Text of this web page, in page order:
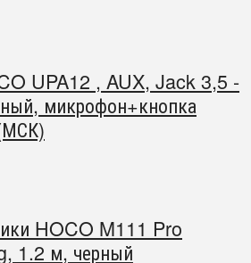
UPA12 , AUX, Jack 3,5 -
микрофон+кнопка
HOCO M111 Pro
1.2 м, черный